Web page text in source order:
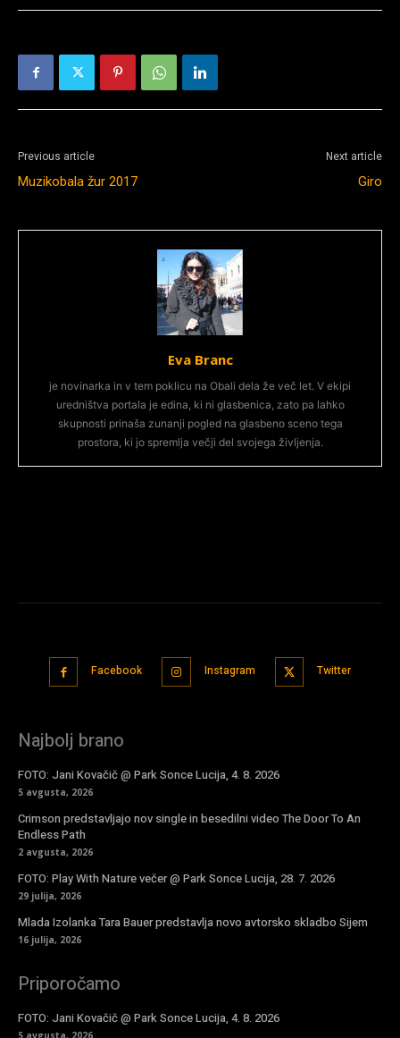
Previous article
Muzikobala žur 2017
Next article
Giro
Eva Branc
je novinarka in v tem poklicu na Obali dela že več let. V ekipi
uredništva portala je edina, ki ni glasbenica, zato pa lahko
skupnosti prinaša zunanji pogled na glasbeno sceno tega
prostora, ki jo spremlja večji del svojega življenja.
Facebook Instagram Twitter
Najbolj brano
FOTO: Jani Kovačič @ Park Sonce Lucija, 4. 8. 2026
5 avgusta, 2026
Crimson predstavljajo nov single in besedilni video The Door To An
Endless Path
2 avgusta, 2026
FOTO: Play With Nature večer @ Park Sonce Lucija, 28. 7. 2026
29 julija, 2026
Mlada Izolanka Tara Bauer predstavlja novo avtorsko skladbo Sijem
16 julija, 2026
Priporočamo
FOTO: Jani Kovačič @ Park Sonce Lucija, 4. 8. 2026
5 avgusta, 2026